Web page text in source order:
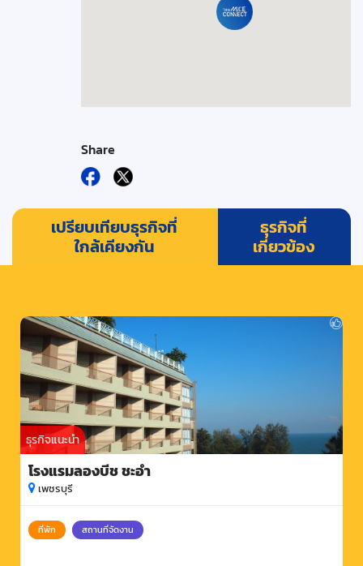
Share
เปรียบเทียบธุรกิจที่
ใกล้เคียงกัน
ธุรกิจที่
เกี่ยวข้อง
ธุรกิจแนะนำ
โรงแรมลองบีช ชะอำ
เพชรบุรี
ที่พัก สถานที่จัดงาน